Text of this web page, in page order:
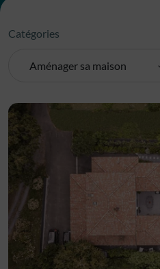
Catégories
Aménager sa maison